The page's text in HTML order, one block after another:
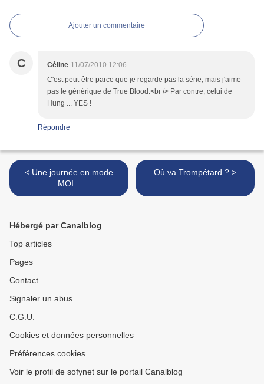
Ajouter un commentaire
C Céline 11/07/2010 12:06
C'est peut-être parce que je regarde pas la série, mais j'aime
pas le générique de True Blood.<br /> Par contre, celui de
Hung ... YES !
Répondre
< Une journée en mode
MOI...
Où va Trompétard ? >
Hébergé par Canalblog
Top articles
Pages
Contact
Signaler un abus
C.G.U.
Cookies et données personnelles
Préférences cookies
Voir le profil de sofynet sur le portail Canalblog